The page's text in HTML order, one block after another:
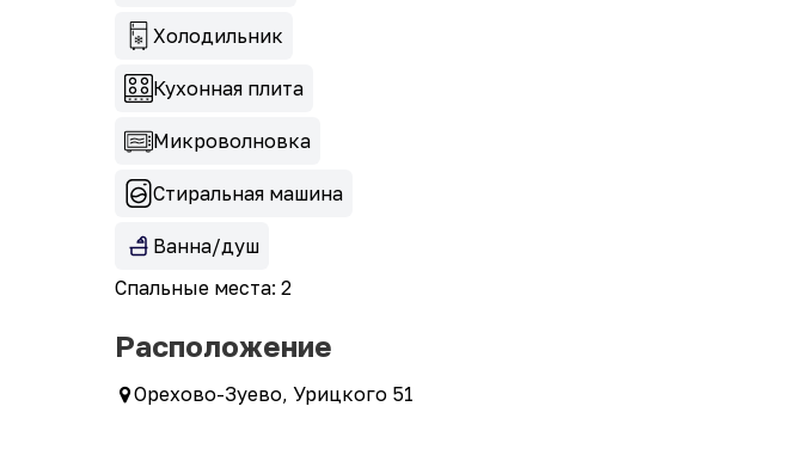
Холодильник
Кухонная плита
Микроволновка
Стиральная машина
Ванна/душ
Спальные места: 2
Расположение
Орехово-Зуево, Урицкого 51